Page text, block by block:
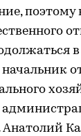
поэтому
Анатолий